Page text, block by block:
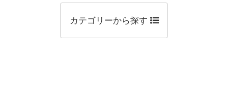
カテゴリーから探す